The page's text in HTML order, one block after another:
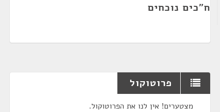
ח"כים נוכחים
פרוטוקול
מצטערים! אין לנו את הפרוטוקול.